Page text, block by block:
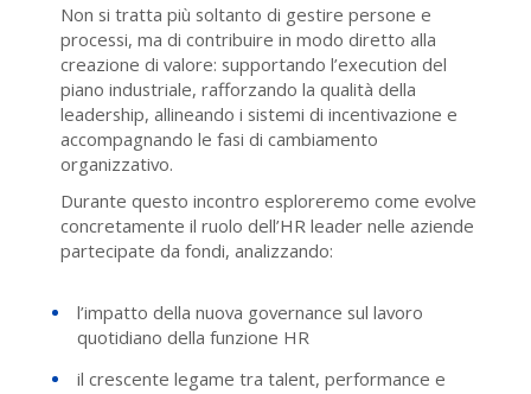
Non si tratta più soltanto di gestire persone e
processi, ma di contribuire in modo diretto alla
creazione di valore: supportando l’execution del
piano industriale, rafforzando la qualità della
leadership, allineando i sistemi di incentivazione e
accompagnando le fasi di cambiamento
organizzativo.
Durante questo incontro esploreremo come evolve
concretamente il ruolo dell’HR leader nelle aziende
partecipate da fondi, analizzando:
l’impatto della nuova governance sul lavoro
quotidiano della funzione HR
il crescente legame tra talent, performance e